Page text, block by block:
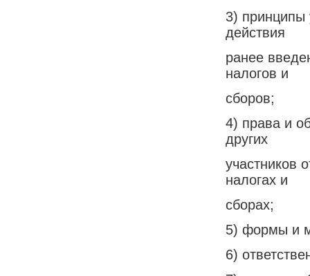
3) принципы
действия
ранее
налогов и
сборов;
4) права и
других
участников
налогах и
сборах;
5) формы и
6)